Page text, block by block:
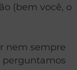
(bem você, o
nem sempre
perguntamos